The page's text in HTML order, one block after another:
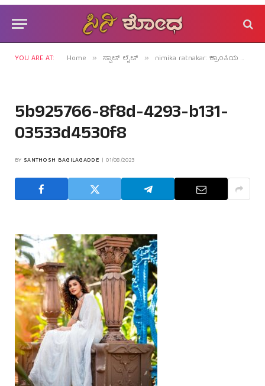
YOU ARE AT: Home » ಸ್ಪಾಟ್ ಲೈಟ್ » nimika ratnakar: ಕ್ರಾಂತಿಯ ಪುಷ್ಪವತಿಗೆ ಹುಟ್ಟುಹಬ್ಬದ ಸಂಭ್ರಮ!
5b925766-8f8d-4293-b131-
03533d4530f8
BY SANTHOSH BAGILAGADDE 01/08/2023